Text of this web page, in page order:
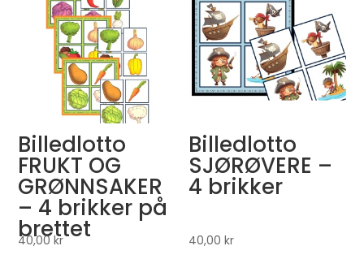
Billedlotto
FRUKT OG
GRØNNSAKER
– 4 brikker på
brettet
40,00kr
Billedlotto
SJØRØVERE –
4 brikker
40,00kr